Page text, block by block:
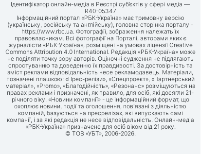
Ідентифікатор онлайн-медіа в Реєстрі суб’єктів у сфері медіа —
R40-05347
Інформаційний портал «РБК-Україна» має тримовну версію
(українську, російську та англійську), головна сторінка порталу -
https://www.rbc.ua. Фотографії, зображення належать їх
правовласникам. Всі фотографії на Порталі, авторами яких є
журналісти «РБК-Україна», розміщені на умовах ліцензії Creative
Commons Attribution 4.0 International. Редакція «РБК-Україна» може
не поділяти точку зору авторів. Оціночні судження не підлягають
спростуванню та доведенню їх правдивості. За достовірність та
зміст реклами відповідальність несе рекламодавець. Матеріали,
позначені плашкою: «Прес-релізи», «Спецпроект», «Партнерський
матеріал», «Promo», «Благодійність», «Резонанс» розміщуються на
правах реклами і призначені, як правило, для осіб, які досягли 21-
річного віку. «Новини компанії» - це інформаційний формат, що
охоплює новини, події та оголошення, пов'язані з діяльністю
компаній, базуються на пресрелізах, які випускають самі
компанії, і за які редакція не несе відповідальність. Онлайн-медіа
«РБК-Україна» призначене для осіб віком від 21 року.
© ТОВ «УБТ», 2006-2026.